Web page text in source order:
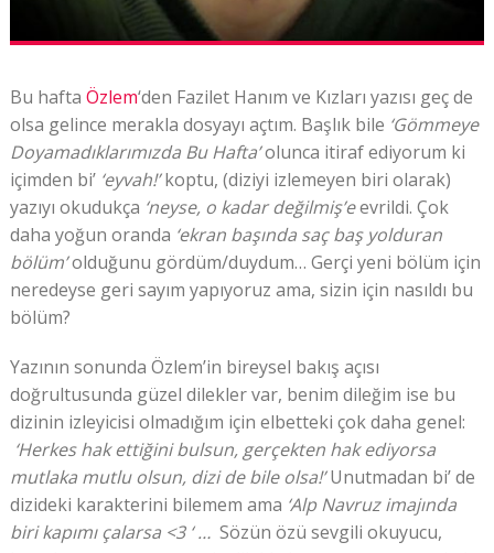
Bu hafta Özlem‘den Fazilet Hanım ve Kızları yazısı geç de
olsa gelince merakla dosyayı açtım. Başlık bile ‘Gömmeye
Doyamadıklarımızda Bu Hafta’olunca itiraf ediyorum ki
içimden bi’ ‘eyvah!’koptu, (diziyi izlemeyen biri olarak)
yazıyı okudukça ‘neyse, o kadar değilmiş’eevrildi. Çok
daha yoğun oranda ‘ekran başında saç baş yolduran
bölüm’olduğunu gördüm/duydum… Gerçi yeni bölüm için
neredeyse geri sayım yapıyoruz ama, sizin için nasıldı bu
bölüm?
Yazının sonunda Özlem’in bireysel bakış açısı
doğrultusunda güzel dilekler var, benim dileğim ise bu
dizinin izleyicisi olmadığım için elbetteki çok daha genel:
‘Herkes hak ettiğini bulsun, gerçekten hak ediyorsa
mutlaka mutlu olsun, dizi de bile olsa!’Unutmadan bi’ de
dizideki karakterini bilemem ama ‘Alp Navruz imajında
biri kapımı çalarsa <3 ‘ … Sözün özü sevgili okuyucu,